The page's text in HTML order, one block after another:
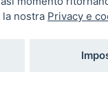
e resi
nostra Privacy e